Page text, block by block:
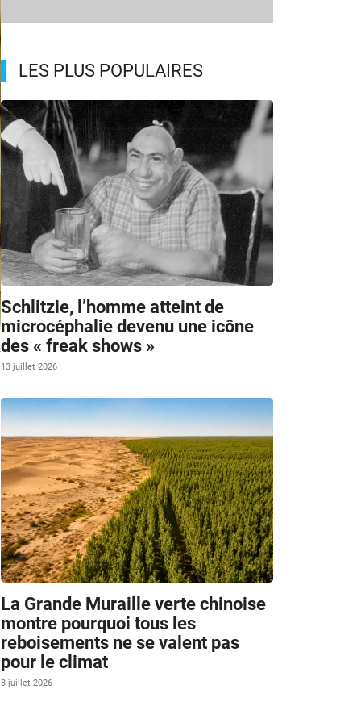
LES PLUS POPULAIRES
Schlitzie, l’homme atteint de
microcéphalie devenu une icône
des « freak shows »
13 juillet 2026
La Grande Muraille verte chinoise
montre pourquoi tous les
reboisements ne se valent pas
pour le climat
8 juillet 2026